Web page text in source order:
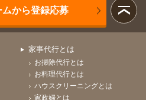
ムから登録応募
家事代行とは
お掃除代行とは
お料理代行とは
ハウスクリーニングとは
家政婦とは